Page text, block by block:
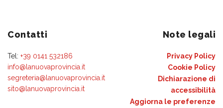
Contatti
Tel: +39 0141 532186
info@lanuovaprovincia.it
segreteria@lanuovaprovincia.it
sito@lanuovaprovincia.it
Note legali
Privacy Policy
Cookie Policy
Dichiarazione di
accessibilità
Aggiorna le preferenze